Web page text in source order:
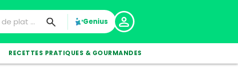
Genius
RECETTES PRATIQUES & GOURMANDES